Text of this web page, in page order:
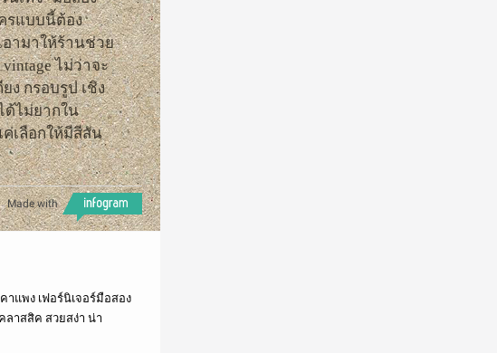
รแบบนี้ต้อง
ามาให้ร้านช่วย
ไม่ว่าจะ
ง กรอบรูป เชิง
ด้ไม่ยากใน
ค่เลือกให้มีสีสัน
Made with
าแพง เฟอร์นิเจอร์มือสอง
าสสิค สวยสง่า น่า